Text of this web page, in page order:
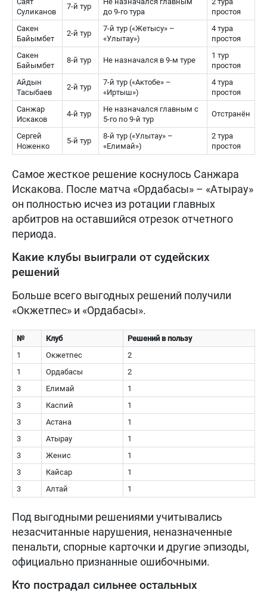
Суликанов
7-й тур
до 9-го тура
простоя
Сакен
Байымбет
2-й тур
7-й тур («Жетысу» –
«Улытау»)
4 тура
простоя
Сакен
Байымбет
8-й тур Не назначался в 9-м туре
1 тур
простоя
Айдын
Тасыбаев
2-й тур
7-й тур («Актобе» –
«Иртыш»)
4 тура
простоя
Санжар
Искаков
4-й тур
Не назначался главным с
5-го по 9-й тур
Отстранён
Сергей
Ноженко
5-й тур
8-й тур («Улытау» –
«Елимай»)
2 тура
простоя
Самое жесткое решение коснулось Санжара
Искакова. После матча «Ордабасы» – «Атырау»
он полностью исчез из ротации главных
арбитров на оставшийся отрезок отчетного
периода.
Какие клубы выиграли от судейских
решений
Больше всего выгодных решений получили
«Окжетпес» и «Ордабасы».
№ Клуб
Решений в пользу
1
Окжетпес
2
1
Ордабасы
2
3
Елимай
1
3
Каспий
1
3
Астана
1
3
Атырау
1
3
Женис
1
3
Кайсар
1
3
Алтай 1
Под выгодными решениями учитывались
незасчитанные нарушения, неназначенные
пенальти, спорные карточки и другие эпизоды,
официально признанные ошибочными.
Кто пострадал сильнее остальных